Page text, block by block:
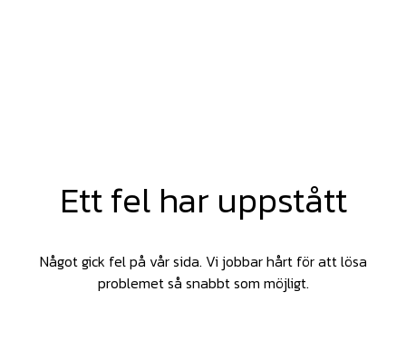
Ett fel har uppstått
Något gick fel på vår sida. Vi jobbar hårt för att lösa
problemet så snabbt som möjligt.